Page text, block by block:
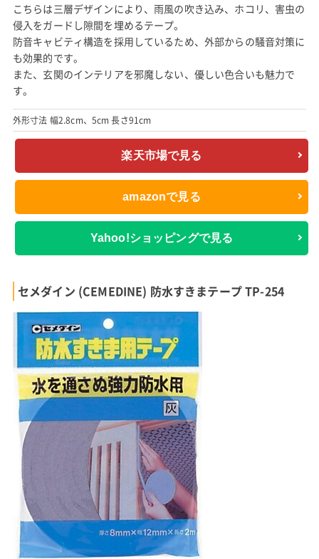
こちらは三層デザインにより、雨風の吹き込み、ホコリ、害虫の
侵入をガードし隙間を埋めるテープ。
防音キャビティ構造を採用しているため、外部からの騒音対策に
も効果的です。
また、玄関のインテリアを邪魔しない、優しい色合いも魅力で
す。
外形寸法 幅2.8cm、5cm 長さ91cm
楽天市場で見る
amazonで見る
Yahoo!ショッピングで見る
セメダイン (CEMEDINE) 防水すきまテープ TP-254